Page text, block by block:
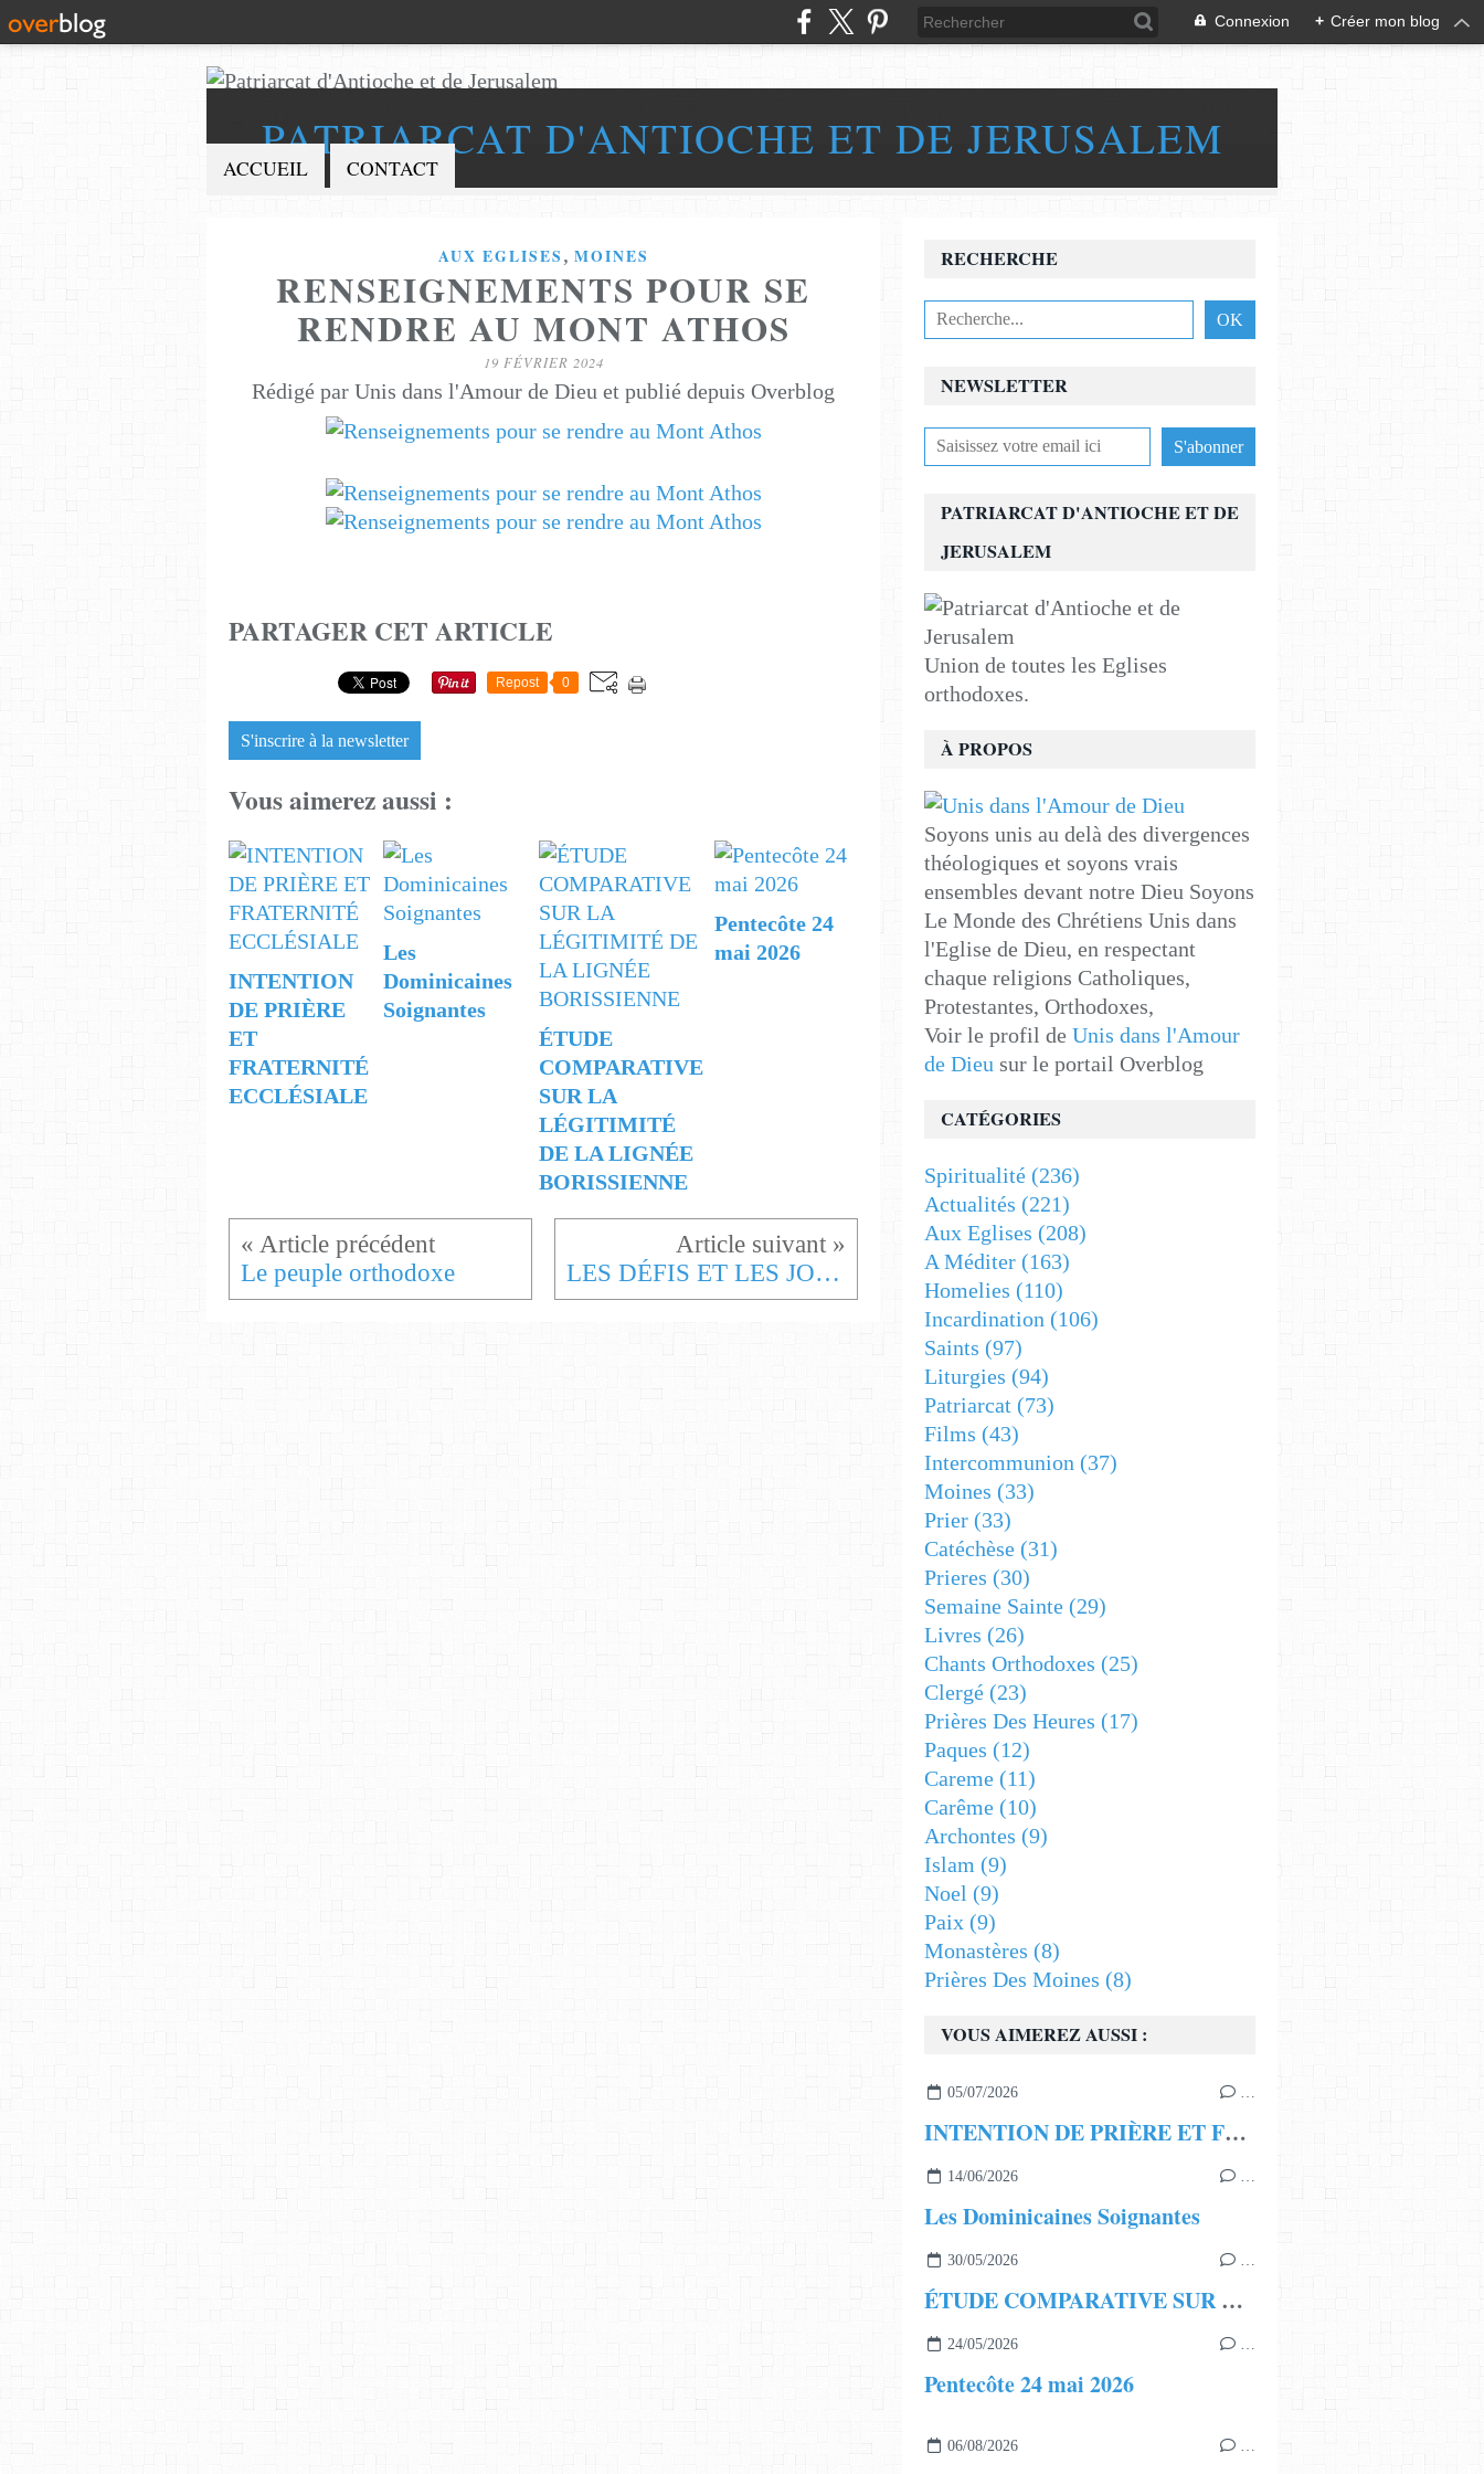
Connexion + Créer mon blog
PATRIARCAT D'ANTIOCHE ET DE JERUSALEM
ACCUEIL CONTACT
AUX EGLISES , MOINES
RENSEIGNEMENTS POUR SE
RENDRE AU MONT ATHOS
19 FÉVRIER 2024
Rédigé par Unis dans l'Amour de Dieu et publié depuis Overblog
PARTAGER CET ARTICLE
Repost 0
S'inscrire à la newsletter
Vous aimerez aussi :
INTENTION
DE PRIÈRE
ET
FRATERNITÉ
ECCLÉSIALE
Les
Dominicaines
Soignantes
ÉTUDE
COMPARATIVE
SUR LA
LÉGITIMITÉ
DE LA LIGNÉE
BORISSIENNE
Pentecôte 24
mai 2026
Le peuple orthodoxe LES DÉFIS ET LES JOIES DES SEMAINES DE CARÊME
NEWSLETTER
RECHERCHE
PATRIARCAT D'ANTIOCHE ET DE
JERUSALEM
Union de toutes les Eglises
orthodoxes.
À PROPOS
Soyons unis au delà des divergences
théologiques et soyons vrais
ensembles devant notre Dieu Soyons
Le Monde des Chrétiens Unis dans
l'Eglise de Dieu, en respectant
chaque religions Catholiques,
Protestantes, Orthodoxes,
Voir le profil de Unis dans l'Amour
de Dieu sur le portail Overblog
VOUS AIMEREZ AUSSI :
05/07/2026 …
INTENTION DE PRIÈRE ET FRATERNITÉ ECCLÉSIALE
14/06/2026 …
Les Dominicaines Soignantes
30/05/2026 …
ÉTUDE COMPARATIVE SUR LA LÉGITIMITÉ DE LA LIGNÉE BORISSIENNE
24/05/2026 …
Pentecôte 24 mai 2026
06/08/2026 …
CATÉGORIES
Spiritualité (236)
Actualités (221)
Aux Eglises (208)
A Méditer (163)
Homelies (110)
Incardination (106)
Saints (97)
Liturgies (94)
Patriarcat (73)
Films (43)
Intercommunion (37)
Moines (33)
Prier (33)
Catéchèse (31)
Prieres (30)
Semaine Sainte (29)
Livres (26)
Chants Orthodoxes (25)
Clergé (23)
Prières Des Heures (17)
Paques (12)
Careme (11)
Carême (10)
Archontes (9)
Islam (9)
Noel (9)
Paix (9)
Monastères (8)
Prières Des Moines (8)